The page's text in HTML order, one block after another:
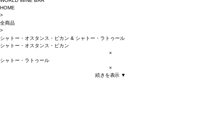
HOME
>
全商品
>
シャトー・オスタンス・ピカン & シャトー・ラトゥール
シャトー・オスタンス・ピカン
×
シャトー・ラトゥール
×
続きを表示 ▼